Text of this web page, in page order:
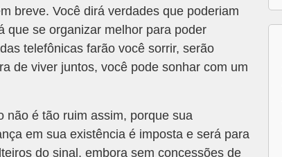
breve. Você dirá verdades que poderiam
que se organizar melhor para poder
telefônicas farão você sorrir, serão
de viver juntos, você pode sonhar com um
não é tão ruim assim, porque sua
em sua existência é imposta e será para
do sinal, embora sem concessões de